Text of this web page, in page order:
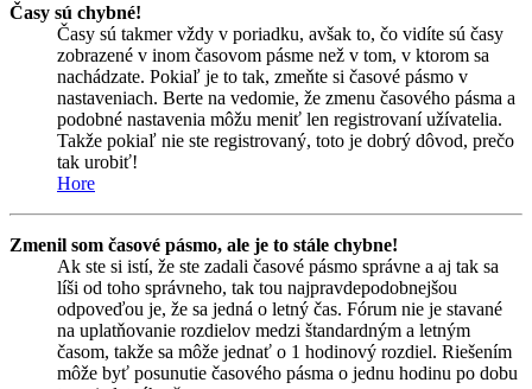
Časy sú chybné!
Časy sú takmer vždy v poriadku, avšak to, čo vidíte sú časy
zobrazené v inom časovom pásme než v tom, v ktorom sa
nachádzate. Pokiaľ je to tak, zmeňte si časové pásmo v
nastaveniach. Berte na vedomie, že zmenu časového pásma a
podobné nastavenia môžu meniť len registrovaní užívatelia.
Takže pokiaľ nie ste registrovaný, toto je dobrý dôvod, prečo
tak urobiť!
Hore
Zmenil som časové pásmo, ale je to stále chybne!
Ak ste si istí, že ste zadali časové pásmo správne a aj tak sa
líši od toho správneho, tak tou najpravdepodobnejšou
odpoveďou je, že sa jedná o letný čas. Fórum nie je stavané
na uplatňovanie rozdielov medzi štandardným a letným
časom, takže sa môže jednať o 1 hodinový rozdiel. Riešením
môže byť posunutie časového pásma o jednu hodinu po dobu